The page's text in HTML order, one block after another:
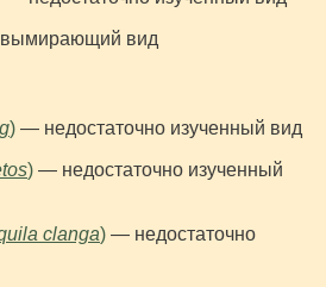
вид
) — недостаточно изученный вид
) — недостаточно изученный
clanga) — недостаточно